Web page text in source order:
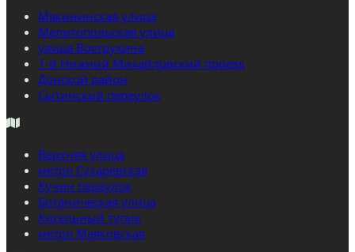
Мякининская улица
Мелитопольская улица
улица Вострухина
1-й Нижний Михайловский проезд
Донской район
Сытинский переулок
Верхняя улица
метро Сухаревская
Кучин переулок
Ботаническая улица
Кисельный тупик
метро Маяковская